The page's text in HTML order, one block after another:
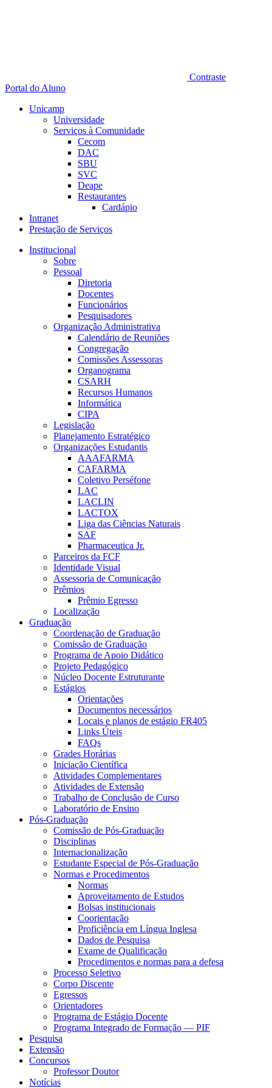
Contraste
Portal do Aluno
Unicamp
Universidade
Serviços à Comunidade
Cecom
DAC
SBU
SVC
Deape
Restaurantes
Cardápio
Intranet
Prestação de Serviços
Institucional
Sobre
Pessoal
Diretoria
Docentes
Funcionários
Pesquisadores
Organização Administrativa
Calendário de Reuniões
Congregação
Comissões Assessoras
Organograma
CSARH
Recursos Humanos
Informática
CIPA
Legislação
Planejamento Estratégico
Organizações Estudantis
AAAFARMA
CAFARMA
Coletivo Perséfone
LAC
LACLIN
LACTOX
Liga das Ciências Naturais
SAF
Pharmaceutica Jr.
Parceiros da FCF
Identidade Visual
Assessoria de Comunicação
Prêmios
Prêmio Egresso
Localização
Graduação
Coordenação de Graduação
Comissão de Graduação
Programa de Apoio Didático
Projeto Pedagógico
Núcleo Docente Estruturante
Estágios
Orientações
Documentos necessários
Locais e planos de estágio FR405
Links Úteis
FAQs
Grades Horárias
Iniciação Científica
Atividades Complementares
Atividades de Extensão
Trabalho de Conclusão de Curso
Laboratório de Ensino
Pós-Graduação
Comissão de Pós-Graduação
Disciplinas
Internacionalização
Estudante Especial de Pós-Graduação
Normas e Procedimentos
Normas
Aproveitamento de Estudos
Bolsas institucionais
Coorientação
Proficiência em Língua Inglesa
Dados de Pesquisa
Exame de Qualificação
Procedimentos e normas para a defesa
Processo Seletivo
Corpo Discente
Egressos
Orientadores
Programa de Estágio Docente
Programa Integrado de Formação — PIF
Pesquisa
Extensão
Concursos
Professor Doutor
Notícias